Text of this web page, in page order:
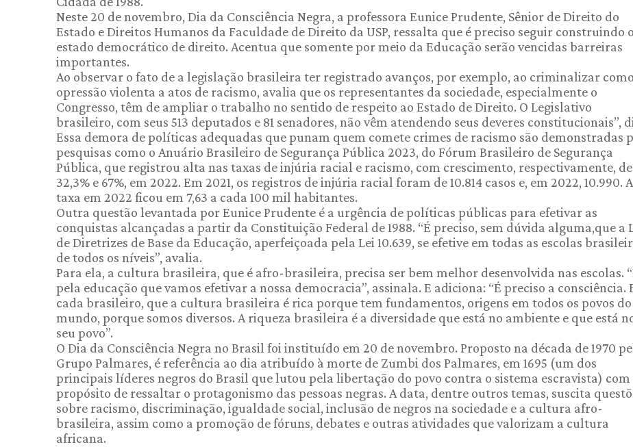
Neste 20 de novembro, Dia da Consciência Negra, a professora Eunice Prudente, Sênior de Direito do
Estado e Direitos Humanos da Faculdade de Direito da USP, ressalta que é preciso seguir construindo o
estado democrático de direito. Acentua que somente por meio da Educação serão vencidas barreiras
importantes.
Ao observar o fato de a legislação brasileira ter registrado avanços, por exemplo, ao criminalizar como
opressão violenta a atos de racismo, avalia que os representantes da sociedade, especialmente o
Congresso, têm de ampliar o trabalho no sentido de respeito ao Estado de Direito. O Legislativo
brasileiro, com seus 513 deputados e 81 senadores, não vêm atendendo seus deveres constitucionais”,
Essa demora de políticas adequadas que punam quem comete crimes de racismo são demonstradas
pesquisas como o Anuário Brasileiro de Segurança Pública 2023, do Fórum Brasileiro de Segurança
Pública, que registrou alta nas taxas de injúria racial e racismo, com crescimento, respectivamente, de
32,3% e 67%, em 2022. Em 2021, os registros de injúria racial foram de 10.814 casos e, em 2022, 10.990. A
taxa em 2022 ficou em 7,63 a cada 100 mil habitantes.
Outra questão levantada por Eunice Prudente é a urgência de políticas públicas para efetivar as
conquistas alcançadas a partir da Constituição Federal de 1988. “É preciso, sem dúvida alguma,que a
de Diretrizes de Base da Educação, aperfeiçoada pela Lei 10.639, se efetive em todas as escolas
de todos os níveis”, avalia.
Para ela, a cultura brasileira, que é afro-brasileira, precisa ser bem melhor desenvolvida nas escolas.
pela educação que vamos efetivar a nossa democracia”, assinala. E adiciona: “É preciso a consciência.
cada brasileiro, que a cultura brasileira é rica porque tem fundamentos, origens em todos os povos do
mundo, porque somos diversos. A riqueza brasileira é a diversidade que está no ambiente e que está
seu povo”.
O Dia da Consciência Negra no Brasil foi instituído em 20 de novembro. Proposto na década de 1970
Grupo Palmares, é referência ao dia atribuído à morte de Zumbi dos Palmares, em 1695 (um dos
principais líderes negros do Brasil que lutou pela libertação do povo contra o sistema escravista) com
propósito de ressaltar o protagonismo das pessoas negras. A data, dentre outros temas, suscita
sobre racismo, discriminação, igualdade social, inclusão de negros na sociedade e a cultura afro-
brasileira, assim como a promoção de fóruns, debates e outras atividades que valorizam a cultura
africana.